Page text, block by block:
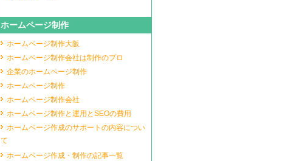
ホームページ制作
ホームページ制作大阪
ホームページ制作会社は制作のプロ
企業のホームページ制作
ホームページ制作
ホームページ制作会社
ホームページ制作と運用とSEOの費用
ホームページ作成のサポートの内容につい
て
ホームページ作成・制作の記事一覧